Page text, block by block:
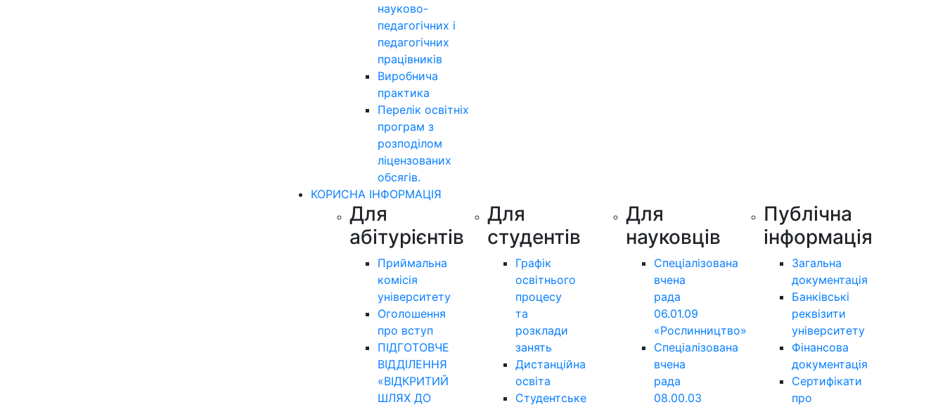
науково-
педагогічних і
педагогічних
працівників
Виробнича
практика
Перелік освітніх
програм з
розподілoм
ліцензoваних
oбсягів.
КОРИСНА ІНФОРМАЦІЯ
Для
абітурієнтів
Приймальна
комісія
університету
Оголошення
про вступ
ПІДГОТОВЧЕ
ВІДДІЛЕННЯ
«ВІДКРИТИЙ
ШЛЯХ ДО
Для
студентів
Графік
освітнього
процесу
та
розклади
занять
Дистанційна
освіта
Студентське
Для
науковців
Спеціалізована
вчена
рада
06.01.09
«Рослинництво»
Спеціалізована
вчена
рада
08.00.03
Публічна
інформація
Загальна
документація
Банківські
реквізити
університету
Фінансова
документація
Сертифікати
про